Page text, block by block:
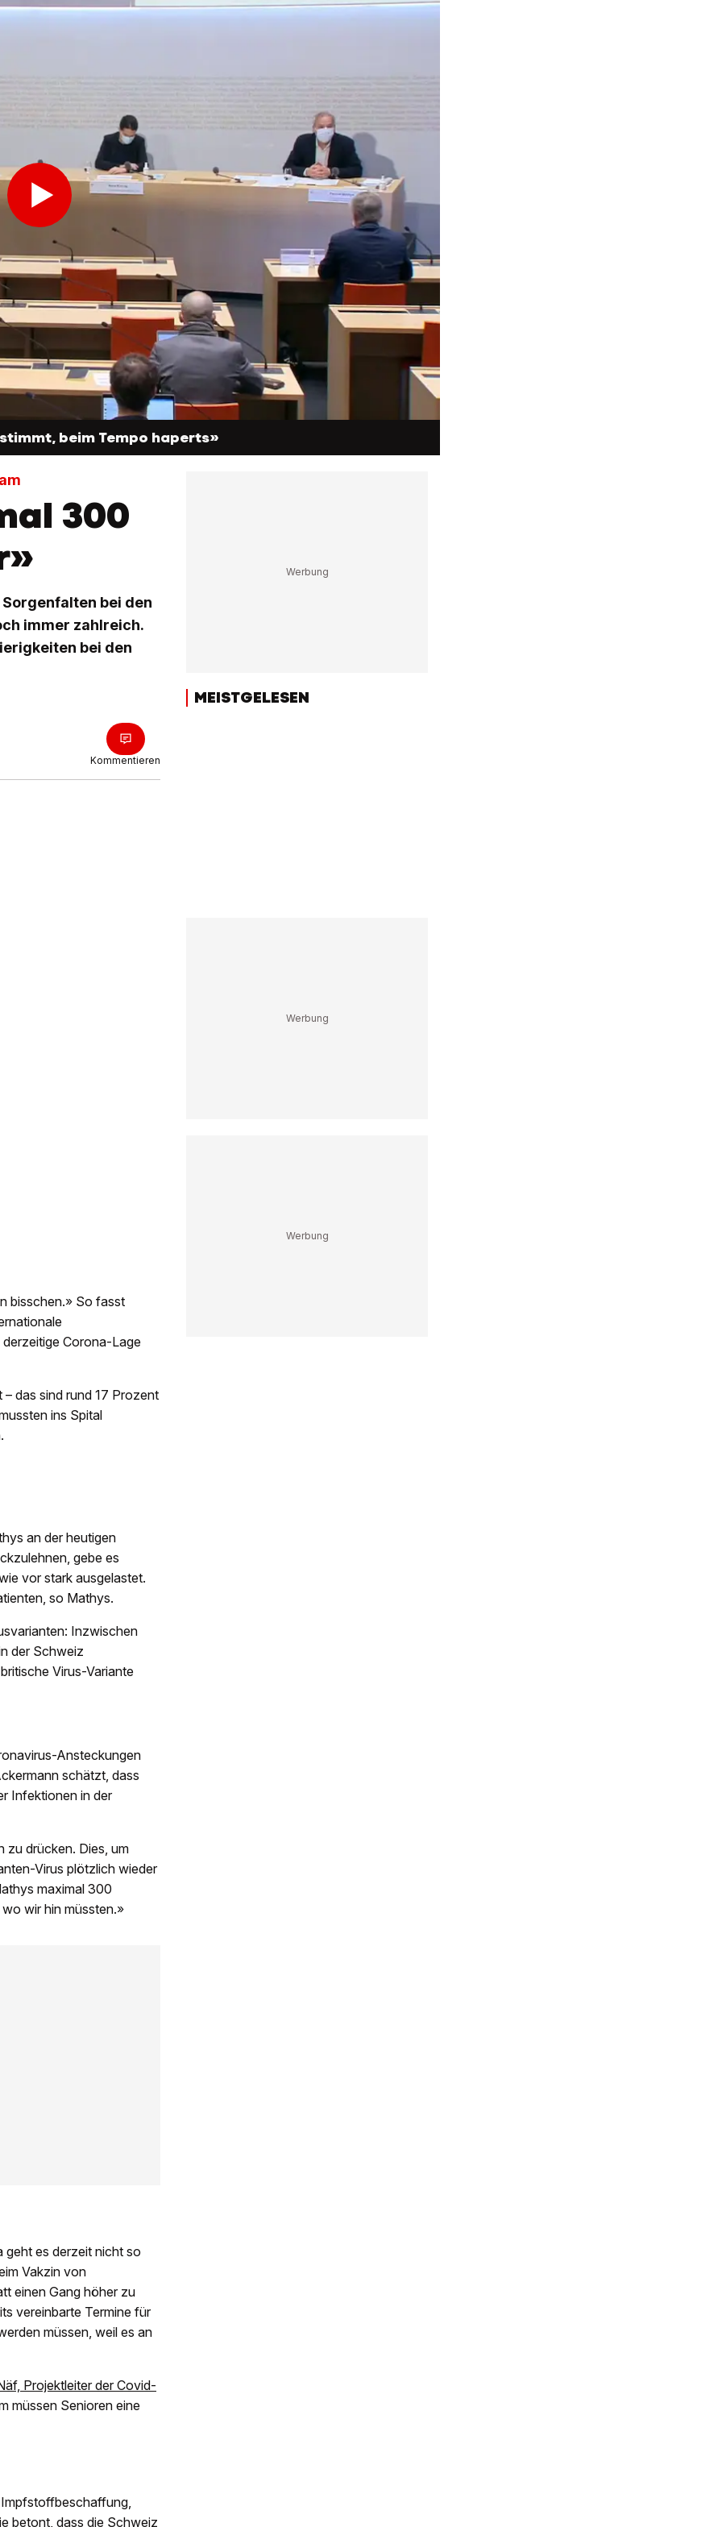
beim Tempo haperts»
300
bei den
immer zahlreich.
bei den
Kommentieren
bisschen.» So fasst
Corona-Lage
das sind rund 17 Prozent
ins Spital
an der heutigen
gebe es
vor stark ausgelastet.
so Mathys.
Inzwischen
der Schweiz
Virus-Variante
Ansteckungen
schätzt, dass
Infektionen in der
zu drücken. Dies, um
Virus plötzlich wieder
maximal 300
wir hin müssten.»
geht es derzeit nicht so
Vakzin von
einen Gang höher zu
vereinbarte Termine für
müssen, weil es an
Projektleiter der Covid-
müssen Senioren eine
betont, dass die Schweiz
MEISTGELESEN